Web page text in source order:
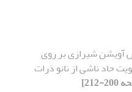
آویشن شیرازی بر روی
حاد ناشی از نانو ذرات